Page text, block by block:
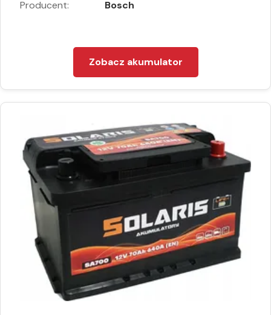
Producent: Bosch
Zobacz akumulator